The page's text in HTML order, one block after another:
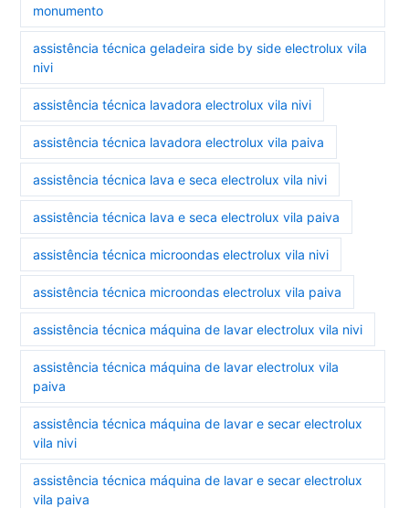
monumento
assistência técnica geladeira side by side electrolux vila
nivi
assistência técnica lavadora electrolux vila nivi
assistência técnica lavadora electrolux vila paiva
assistência técnica lava e seca electrolux vila nivi
assistência técnica lava e seca electrolux vila paiva
assistência técnica microondas electrolux vila nivi
assistência técnica microondas electrolux vila paiva
assistência técnica máquina de lavar electrolux vila nivi
assistência técnica máquina de lavar electrolux vila
paiva
assistência técnica máquina de lavar e secar electrolux
vila nivi
assistência técnica máquina de lavar e secar electrolux
vila paiva